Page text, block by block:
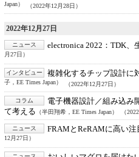
Japan） （2022年12月28日）
2022年12月27日
ニュース electronica 2022： TDK、
月27日）
インタビュー 複雑化するチップ設計に
子，EE Times Japan） （2022年12月27日）
コラム 電子機器設計／組み込み
て考える （半田翔希，EE Times Japan） （
ニュース FRAMとReRAMに高い注
12月27日）